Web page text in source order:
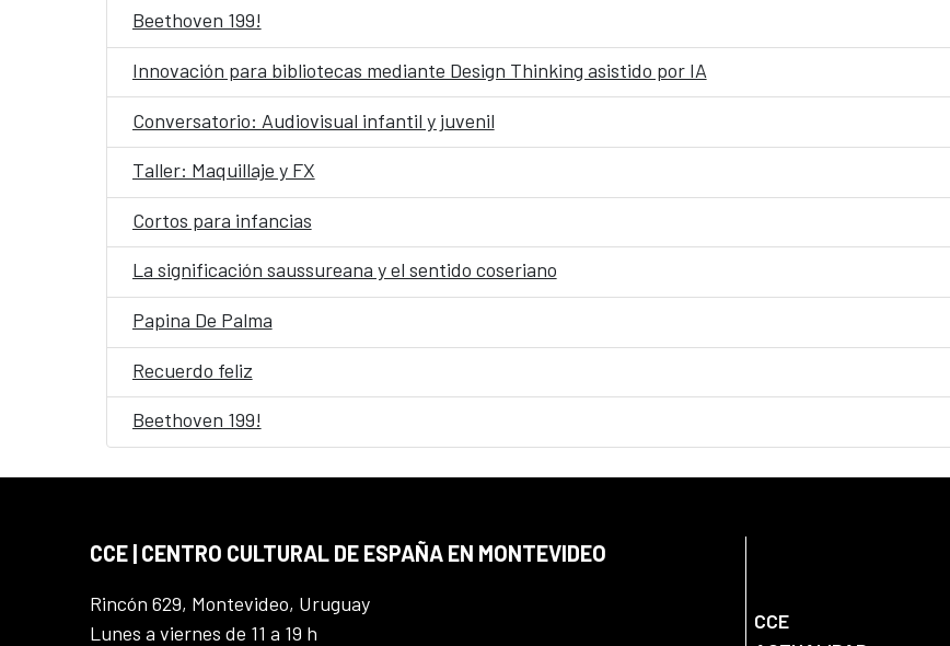
Beethoven 199!
Innovación para bibliotecas mediante Design Thinking asistido por IA
Conversatorio: Audiovisual infantil y juvenil
Taller: Maquillaje y FX
Cortos para infancias
La significación saussureana y el sentido coseriano
Papina De Palma
Recuerdo feliz
Beethoven 199!
CCE | CENTRO CULTURAL DE ESPAÑA EN MONTEVIDEO
Rincón 629, Montevideo, Uruguay
Lunes a viernes de 11 a 19 h
CCE